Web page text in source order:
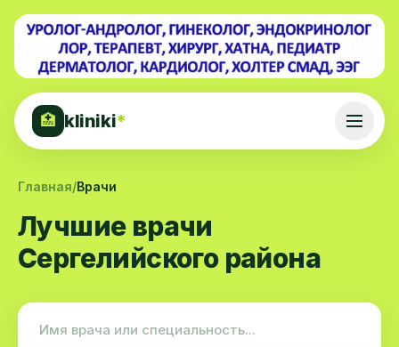
🏥 kliniki*
Главная/Врачи
Лучшие врачи
Сергелийского района